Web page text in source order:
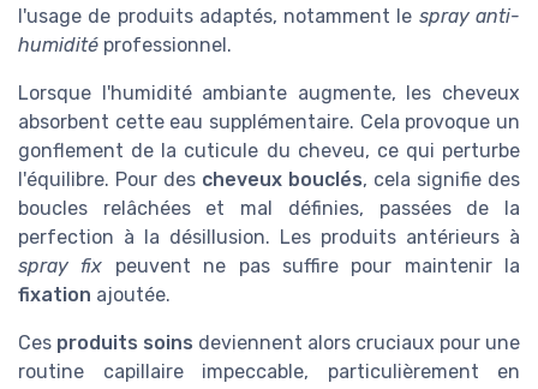
l'usage de produits adaptés, notamment le spray anti-
humidité professionnel.
Lorsque l'humidité ambiante augmente, les cheveux
absorbent cette eau supplémentaire. Cela provoque un
gonflement de la cuticule du cheveu, ce qui perturbe
l'équilibre. Pour des cheveux bouclés, cela signifie des
boucles relâchées et mal définies, passées de la
perfection à la désillusion. Les produits antérieurs à
spray fix peuvent ne pas suffire pour maintenir la
fixation ajoutée.
Ces produits soins deviennent alors cruciaux pour une
routine capillaire impeccable, particulièrement en